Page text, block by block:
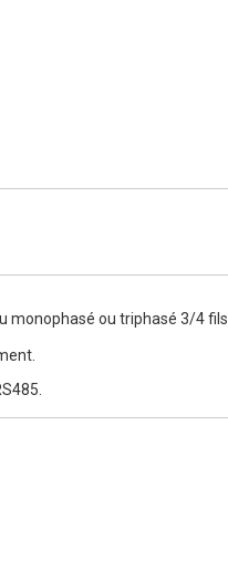
monophasé ou triphasé 3/4 fils.